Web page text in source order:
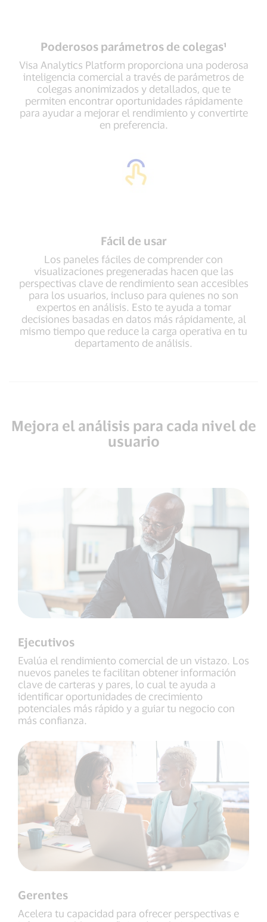
Poderosos parámetros de colegas¹
Visa Analytics Platform proporciona una poderosa
inteligencia comercial a través de parámetros de
colegas anonimizados y detallados, que te
permiten encontrar oportunidades rápidamente
para ayudar a mejorar el rendimiento y convertirte
en preferencia.
Fácil de usar
Los paneles fáciles de comprender con
visualizaciones pregeneradas hacen que las
perspectivas clave de rendimiento sean accesibles
para los usuarios, incluso para quienes no son
expertos en análisis. Esto te ayuda a tomar
decisiones basadas en datos más rápidamente, al
mismo tiempo que reduce la carga operativa en tu
departamento de análisis.
Mejora el análisis para cada nivel de
usuario
Ejecutivos
Evalúa el rendimiento comercial de un vistazo. Los
nuevos paneles te facilitan obtener información
clave de carteras y pares, lo cual te ayuda a
identificar oportunidades de crecimiento
potenciales más rápido y a guiar tu negocio con
más confianza.
Gerentes
Acelera tu capacidad para ofrecer perspectivas e